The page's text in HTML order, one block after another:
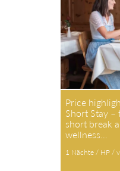
Price
Short Stay –
short break
wellness…